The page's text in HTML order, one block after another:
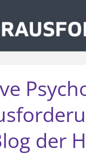
der